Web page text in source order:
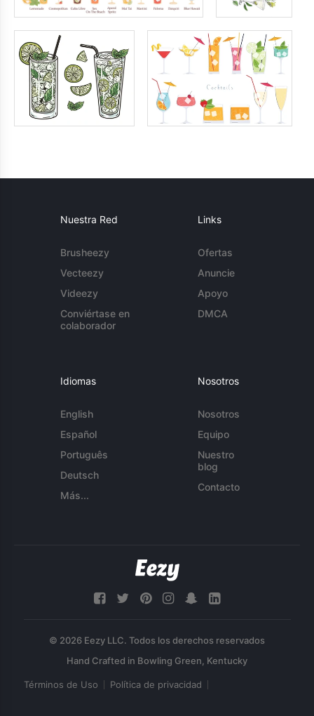
Nuestra Red
Brusheezy
Vecteezy
Videezy
Conviértase en
colaborador
Links
Ofertas
Anuncie
Apoyo
DMCA
Idiomas
English
Español
Português
Deutsch
Más...
Nosotros
Nosotros
Equipo
Nuestro
blog
Contacto
© 2026 Eezy LLC. Todos los derechos reservados
Términos de Uso Política de privacidad